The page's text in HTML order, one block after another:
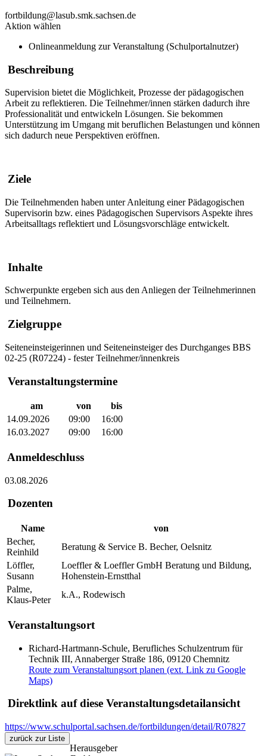
fortbildung@lasub.smk.sachsen.de
Aktion wählen
Onlineanmeldung zur Veranstaltung (Schulportalnutzer)
Beschreibung
Supervision bietet die Möglichkeit, Prozesse der pädagogischen
Arbeit zu reflektieren. Die Teilnehmer/innen stärken dadurch ihre
Professionalität und entwickeln Lösungen. Sie bekommen
Unterstützung im Umgang mit beruflichen Belastungen und können
sich dadurch neue Perspektiven eröffnen.
Ziele
Die Teilnehmenden haben unter Anleitung einer Pädagogischen
Supervisorin bzw. eines Pädagogischen Supervisors Aspekte ihres
Arbeitsalltags reflektiert und Lösungsvorschläge entwickelt.
Inhalte
Schwerpunkte ergeben sich aus den Anliegen der Teilnehmerinnen
und Teilnehmern.
Zielgruppe
Seiteneinsteigerinnen und Seiteneinsteiger des Durchganges BBS
02-25 (R07224) - fester Teilnehmer/innenkreis
Veranstaltungstermine
am von
bis
14.09.2026
09:00
16:00
16.03.2027
09:00 16:00
Anmeldeschluss
03.08.2026
Dozenten
Name
von
Becher,
Reinhild
Beratung & Service B. Becher, Oelsnitz
Löffler,
Susann
Loeffler & Loeffler GmbH Beratung und Bildung,
Hohenstein-Ernstthal
Palme,
Klaus-Peter
k.A., Rodewisch
Veranstaltungsort
Richard-Hartmann-Schule, Berufliches Schulzentrum für
Technik III, Annaberger Straße 186, 09120 Chemnitz
Route zum Veranstaltungsort planen (ext. Link zu Google
Maps)
Direktlink auf diese Veranstaltungsdetailansicht
https://www.schulportal.sachsen.de/fortbildungen/detail/R07827
zurück zur Liste
Herausgeber